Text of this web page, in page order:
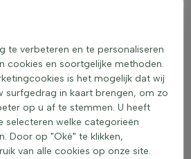
is belangrijk; een te droge
Let op dat wind en zon de
De bodem moet vochtig maar
houdt van een pH-waarde tussen
kan de opname van voedingsstoffen
eetbare tuin wil, is Amelanchier
zijn vruchten. De herfsttuin kan
uitstraling van deze sierstruik
te verbeteren en te personaliseren
cookies en soortgelijke methoden.
is het mogelijk dat wij
surfgedrag in kaart brengen, om zo
op u af te stemmen. U heeft
selecteren welke categorieën
Door op "Oké" te klikken,
van alle cookies op onze site.